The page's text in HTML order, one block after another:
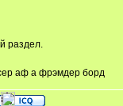
раздел.
аф а фрэмдер борд